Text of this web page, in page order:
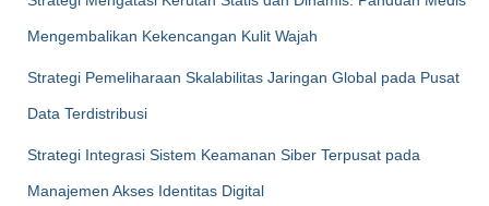
Mengembalikan Kekencangan Kulit Wajah
Strategi Pemeliharaan Skalabilitas Jaringan Global pada Pusat
Data Terdistribusi
Strategi Integrasi Sistem Keamanan Siber Terpusat pada
Manajemen Akses Identitas Digital